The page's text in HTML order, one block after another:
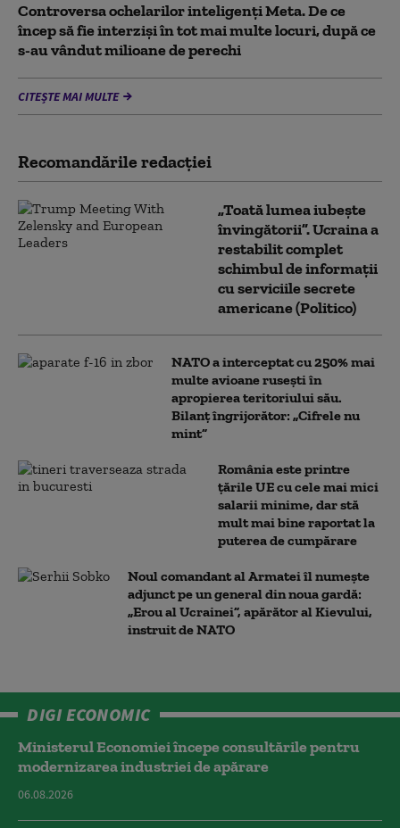
Controversa ochelarilor inteligenți Meta. De ce
încep să fie interziși în tot mai multe locuri, după ce
s-au vândut milioane de perechi
CITEȘTE MAI MULTE
Recomandările redacţiei
„Toată lumea iubește
învingătorii”. Ucraina a
restabilit complet
schimbul de informații
cu serviciile secrete
americane (Politico)
NATO a interceptat cu 250% mai
multe avioane rusești în
apropierea teritoriului său.
Bilanț îngrijorător: „Cifrele nu
mint”
România este printre
țările UE cu cele mai mici
salarii minime, dar stă
mult mai bine raportat la
puterea de cumpărare
Noul comandant al Armatei îl numește
adjunct pe un general din noua gardă:
„Erou al Ucrainei”, apărător al Kievului,
instruit de NATO
DIGI ECONOMIC
Ministerul Economiei începe consultările pentru
modernizarea industriei de apărare
06.08.2026